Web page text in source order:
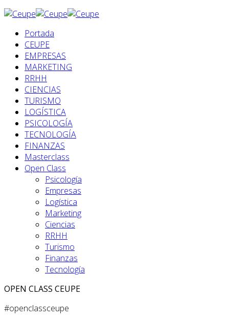
Portada
CEUPE
EMPRESAS
MARKETING
RRHH
CIENCIAS
TURISMO
LOGÍSTICA
PSICOLOGÍA
TECNOLOGÍA
FINANZAS
Masterclass
Open Class
Psicología
Empresas
Logística
Marketing
Ciencias
RRHH
Turismo
Finanzas
Tecnología
OPEN CLASS CEUPE
#openclassceupe